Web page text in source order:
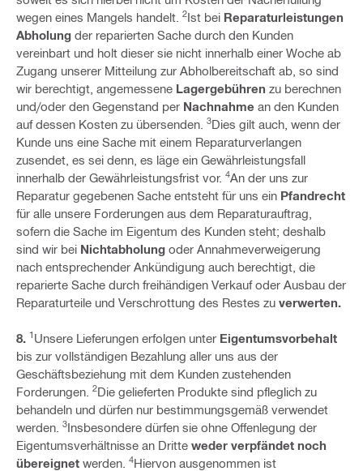
wegen eines Mangels handelt.
2Ist bei Reparaturleistungen
Abholung der reparierten Sache durch den Kunden
vereinbart und holt dieser sie nicht innerhalb einer Woche ab
Zugang unserer Mitteilung zur Abholbereitschaft ab, so sind
wir berechtigt, angemessene Lagergebühren zu berechnen
und/oder den Gegenstand per Nachnahme an den Kunden
auf dessen Kosten zu übersenden.
3Dies gilt auch, wenn der
Kunde uns eine Sache mit einem Reparaturverlangen
zusendet, es sei denn, es läge ein Gewährleistungsfall
innerhalb der Gewährleistungsfrist vor. 4An der uns zur
Reparatur gegebenen Sache entsteht für uns ein Pfandrecht
für alle unsere Forderungen aus dem Reparaturauftrag,
sofern die Sache im Eigentum des Kunden steht; deshalb
sind wir bei Nichtabholung oder Annahmeverweigerung
nach entsprechender Ankündigung auch berechtigt, die
reparierte Sache durch freihändigen Verkauf oder Ausbau der
Reparaturteile und Verschrottung des Restes zu verwerten.
8. 1 Unsere Lieferungen erfolgen unter Eigentumsvorbehalt
bis zur vollständigen Bezahlung aller uns aus der
Geschäftsbeziehung mit dem Kunden zustehenden
Forderungen.
2Die gelieferten Produkte sind pfleglich zu
behandeln und dürfen nur bestimmungsgemäß verwendet
werden.
3Insbesondere dürfen sie ohne Offenlegung der
Eigentumsverhältnisse an Dritte weder verpfändet noch
übereignet werden. 4Hiervon ausgenommen ist